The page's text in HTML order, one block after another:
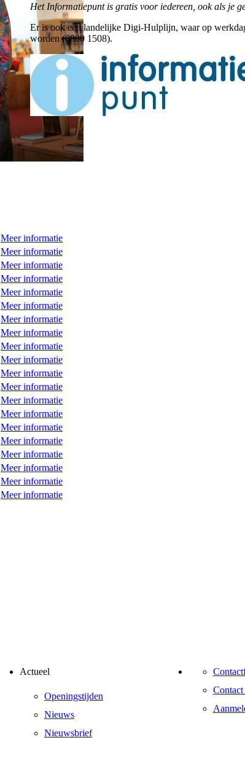
Het Informatiepunt is gratis voor iedereen, ook als je
Er is ook een landelijke Digi-Hulplijn, waar op
worden (0800 1508).
Meer informatie
Meer informatie
Meer informatie
Meer informatie
Meer informatie
Meer informatie
Meer informatie
Meer informatie
Meer informatie
Meer informatie
Meer informatie
Meer informatie
Meer informatie
Meer informatie
Meer informatie
Meer informatie
Meer informatie
Meer informatie
Meer informatie
Meer informatie
Actueel
Openingstijden
Nieuws
Nieuwsbrief